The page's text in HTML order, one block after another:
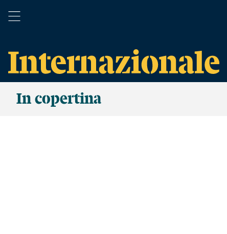
In copertina